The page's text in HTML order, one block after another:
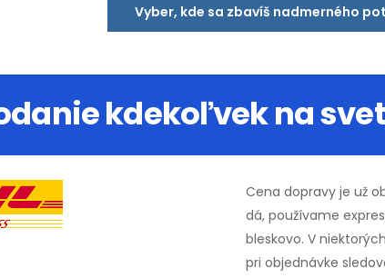
Vyber, kde sa zbavíš nadmerného
kdekoľvek na
Cena dopravy je už
dá, používame
bleskovo. V
pri objednávke